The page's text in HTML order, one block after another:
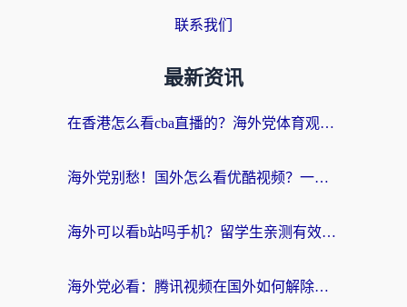
联系我们
最新资讯
在香港怎么看cba直播的？海外党体育观赛终极指南：告别版权限制，畅享中文解说
海外党别愁！国外怎么看优酷视频？一招解决追剧、看直播难题
海外可以看b站吗手机？留学生亲测有效的回国加速指南
海外党必看：腾讯视频在国外如何解除地域限制？附优酷咪咕使用指南